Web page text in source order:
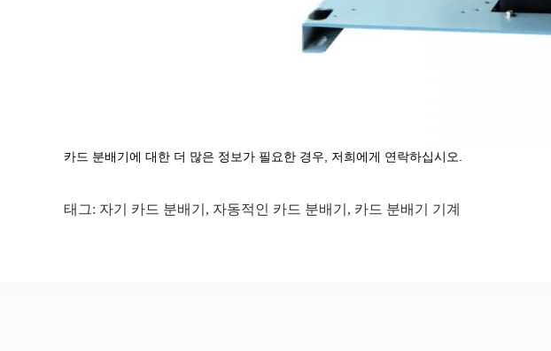
카드 분배기에 대한 더 많은 정보가 필요한 경우, 저희에게 연락하십시오.
태그: 자기 카드 분배기 , 자동적인 카드 분배기 , 카드 분배기 기계